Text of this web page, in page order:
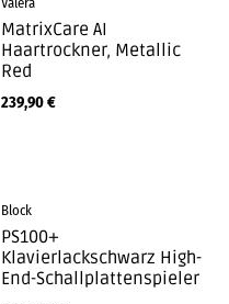
MatrixCare AI
Haartrockner, Metallic
Red
239,90€
Block
PS100+
Klavierlackschwarz High-
End-Schallplattenspieler